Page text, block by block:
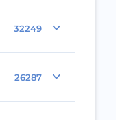
32249
26287